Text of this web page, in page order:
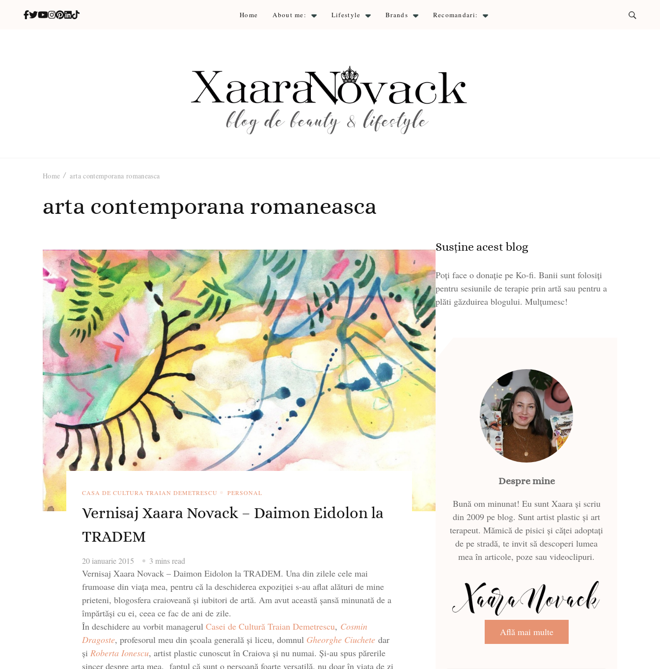
Home About me: Lifestyle Brands Recomandari:
Home arta contemporana romaneasca
arta contemporana romaneasca
CASA DE CULTURA TRAIAN DEMETRESCU PERSONAL
Vernisaj Xaara Novack – Daimon Eidolon la
TRADEM
20 ianuarie 2015 3 mins read
Vernisaj Xaara Novack – Daimon Eidolon la TRADEM. Una din zilele cele mai
frumoase din viața mea, pentru că la deschiderea expoziției s-au aflat alături de mine
prieteni, blogosfera craioveană și iubitori de artă. Am avut această șansă minunată de a
împărtăși cu ei, ceea ce fac de ani de zile.
În deschidere au vorbit managerul Casei de Cultură Traian Demetrescu, Cosmin
Dragoste, profesorul meu din școala generală și liceu, domnul Gheorghe Ciuchete dar
și Roberta Ionescu, artist plastic cunoscut în Craiova și nu numai. Și-au spus părerile
sincer despre arta mea, faptul că sunt o persoană foarte versatilă, nu doar în viața de zi
Susține acest blog
Poți face o donație pe Ko-fi. Banii sunt folosiți
pentru sesiunile de terapie prin artă sau pentru a
plăti găzduirea blogului. Mulțumesc!
Despre mine
Bună om minunat! Eu sunt Xaara și scriu
din 2009 pe blog. Sunt artist plastic și art
terapeut. Mămică de pisici și căței adoptați
de pe stradă, te invit să descoperi lumea
mea în articole, poze sau videoclipuri.
Află mai multe